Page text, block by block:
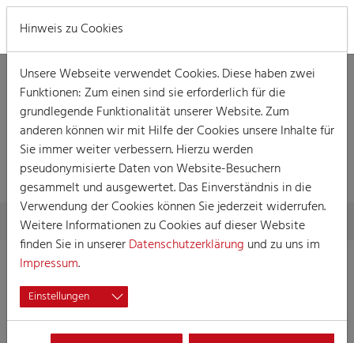
VERANSTALTUNG
Skip to main content
You are here:
Home Session Veranstaltungen Veranstaltung
Damensitzung der KG "Die Isenburger"
12.01.2023 15:30
Damensitzung
Hinweis zu Cookies
Unsere Webseite verwendet Cookies. Diese haben zwei
Funktionen: Zum einen sind sie erforderlich für die
grundlegende Funktionalität unserer Website. Zum
anderen können wir mit Hilfe der Cookies unsere Inhalte für
Sie immer weiter verbessern. Hierzu werden
pseudonymisierte Daten von Website-Besuchern
gesammelt und ausgewertet. Das Einverständnis in die
Verwendung der Cookies können Sie jederzeit widerrufen.
Weitere Informationen zu Cookies auf dieser Website
finden Sie in unsererDatenschutzerklärung und zu uns im
Impressum.
Einstellungen